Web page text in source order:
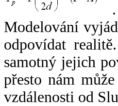
.
Modelování
odpovídat
samotný jejich
přesto nám
vzdálenosti od